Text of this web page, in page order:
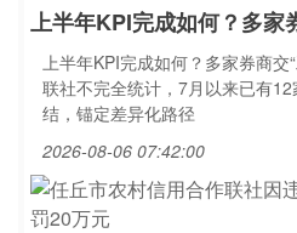
上半年KPI完成如何？多家
上半年KPI完成如何？多家券商交
联社不完全统计，7月以来已有
结，锚定差异化路径
2026-08-06 07:42:00